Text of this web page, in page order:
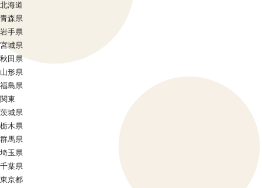
北海道
青森県
岩手県
宮城県
秋田県
山形県
福島県
関東
茨城県
栃木県
群馬県
埼玉県
千葉県
東京都